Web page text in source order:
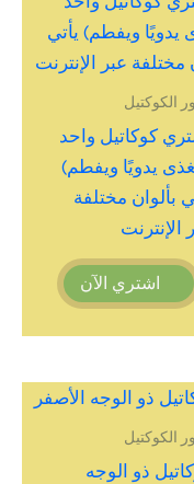
الكوكتيل
كوكاتيل واحد
يدويًا ويفطم)
بألوان مختلفة
الإنترنت
اشتري الآن
الكوكتيل
ذو الوجه